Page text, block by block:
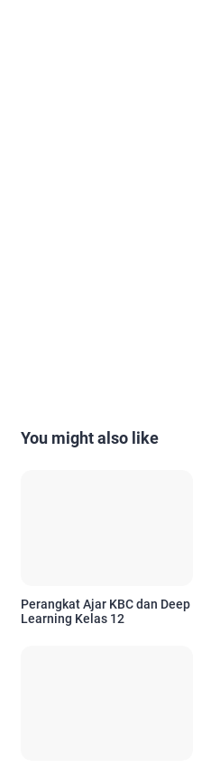
You might also like
Perangkat Ajar KBC dan Deep
Learning Kelas 12